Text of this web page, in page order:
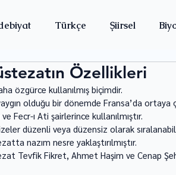
Türkçe Şiirsel
Özellikleri
özgürce kullanılmış biçimdir.
olduğu bir dönemde Fransa’da ortaya
Fecr-ı Ati şairlerince kullanılmıştır.
düzenli veya düzensiz olarak
nazım nesre yaklaştırılmıştır.
Tevfik Fikret, Ahmet Haşim ve Cenap